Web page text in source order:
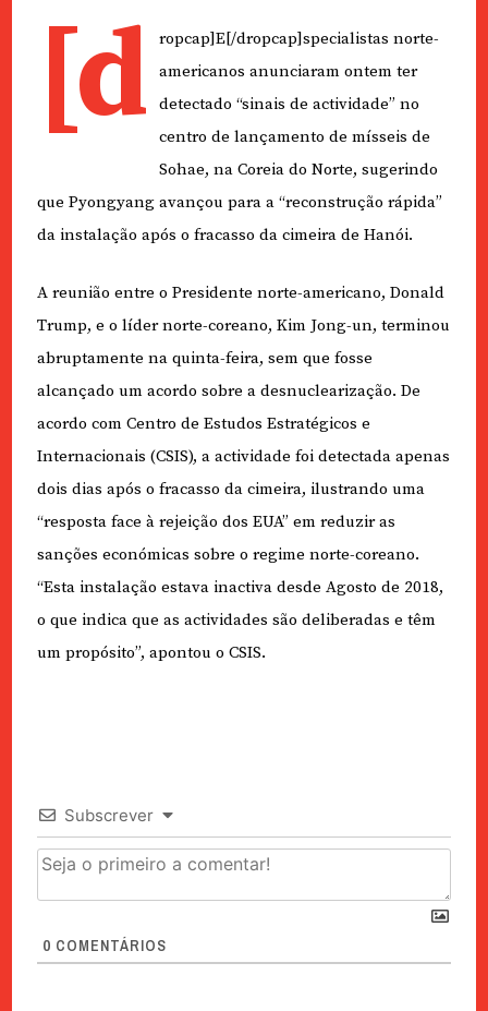
[d
ropcap]E[/dropcap]specialistas norte-
americanos anunciaram ontem ter
detectado “sinais de actividade” no
centro de lançamento de mísseis de
Sohae, na Coreia do Norte, sugerindo
que Pyongyang avançou para a “reconstrução rápida”
da instalação após o fracasso da cimeira de Hanói.
A reunião entre o Presidente norte-americano, Donald
Trump, e o líder norte-coreano, Kim Jong-un, terminou
abruptamente na quinta-feira, sem que fosse
alcançado um acordo sobre a desnuclearização. De
acordo com Centro de Estudos Estratégicos e
Internacionais (CSIS), a actividade foi detectada apenas
dois dias após o fracasso da cimeira, ilustrando uma
“resposta face à rejeição dos EUA” em reduzir as
sanções económicas sobre o regime norte-coreano.
“Esta instalação estava inactiva desde Agosto de 2018,
o que indica que as actividades são deliberadas e têm
um propósito”, apontou o CSIS.
Subscrever
0 COMENTÁRIOS